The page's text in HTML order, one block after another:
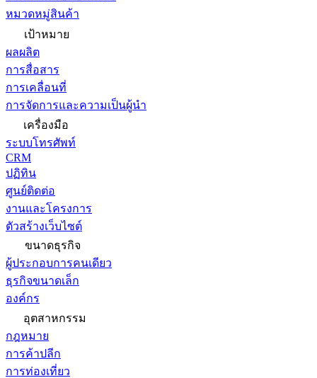
หมวดหมู่สินค้า
เป้าหมาย
ผลผลิต
การสื่อสาร
การเคลื่อนที่
การจัดการและความเป็นผู้นำ
เครื่องมือ
ระบบโทรศัพท์
CRM
ปฏิทิน
ศูนย์ติดต่อ
งานและโครงการ
ตัวสร้างเว็บไซต์
ขนาดธุรกิจ
ผู้ประกอบการคนเดียว
ธุรกิจขนาดเล็ก
องค์กร
อุตสาหกรรม
กฎหมาย
การค้าปลีก
การท่องเที่ยว